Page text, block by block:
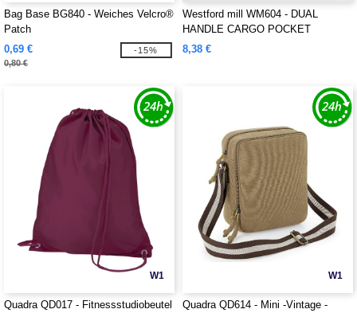
Bag Base BG840 - Weiches Velcro®
Patch
0,69 €
0,80 €
-15%
Westford mill WM604 - DUAL
HANDLE CARGO POCKET
TASCHE
8,38 €
W1
Quadra QD017 - Fitnessstudiobeutel
W1
Quadra QD614 - Mini -Vintage -